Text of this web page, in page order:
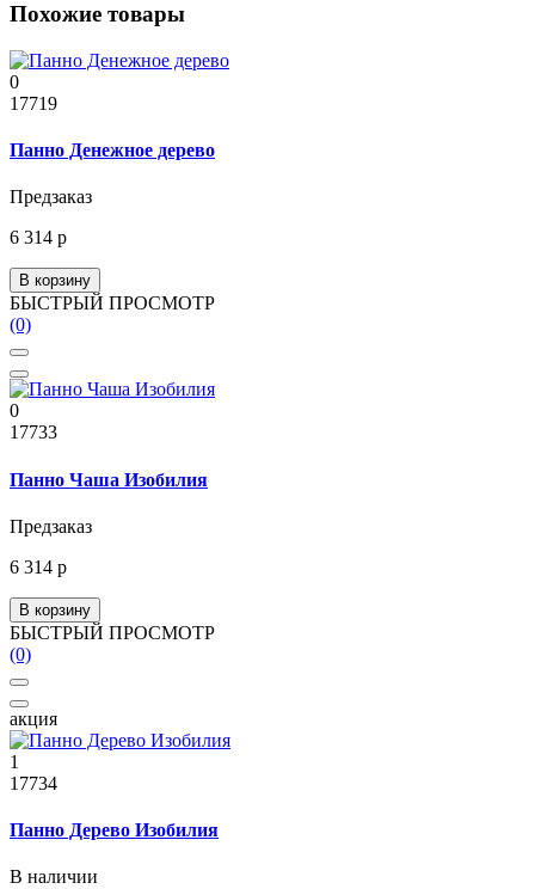
Похожие товары
0
17719
Панно Денежное дерево
Предзаказ
6 314 р
В корзину
БЫСТРЫЙ ПРОСМОТР
(0)
0
17733
Панно Чаша Изобилия
Предзаказ
6 314 р
В корзину
БЫСТРЫЙ ПРОСМОТР
(0)
акция
1
17734
Панно Дерево Изобилия
В наличии